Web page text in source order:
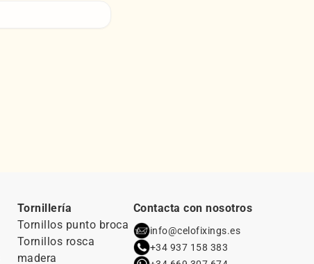
Tornillería
Tornillos punto broca
Tornillos rosca
madera
Contacta con nosotros
info@celofixings.es
+34 937 158 383